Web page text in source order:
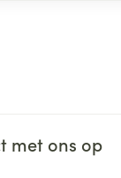
met ons op